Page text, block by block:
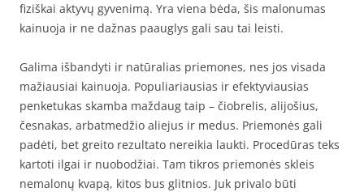
fiziškai aktyvų gyvenimą. Yra viena bėda, šis malonumas
kainuoja ir ne dažnas paauglys gali sau tai leisti.
Galima išbandyti ir natūralias priemones, nes jos visada
mažiausiai kainuoja. Populiariausias ir efektyviausias
penketukas skamba maždaug taip – čiobrelis, alijošius,
česnakas, arbatmedžio aliejus ir medus. Priemonės gali
padėti, bet greito rezultato nereikia laukti. Procedūras teks
kartoti ilgai ir nuobodžiai. Tam tikros priemonės skleis
nemalonų kvapą, kitos bus glitnios. Juk privalo būti